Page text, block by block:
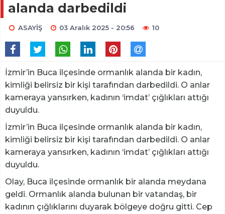
alanda darbedildi
ASAYİŞ 03 Aralık 2025 - 20:56 10
İzmir’in Buca ilçesinde ormanlık alanda bir kadın,
kimliği belirsiz bir kişi tarafından darbedildi. O anlar
kameraya yansırken, kadının ‘imdat’ çığlıkları attığı
duyuldu.
İzmir’in Buca ilçesinde ormanlık alanda bir kadın,
kimliği belirsiz bir kişi tarafından darbedildi. O anlar
kameraya yansırken, kadının ‘imdat’ çığlıkları attığı
duyuldu.
Olay, Buca ilçesinde ormanlık bir alanda meydana
geldi. Ormanlık alanda bulunan bir vatandaş, bir
kadının çığlıklarını duyarak bölgeye doğru gitti. Cep